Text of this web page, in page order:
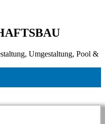
Umgestaltung, Pool &